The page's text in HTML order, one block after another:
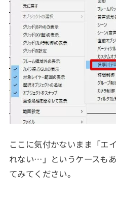
ここに気付かないまま「エ
れない…」というケースも
てみてください。